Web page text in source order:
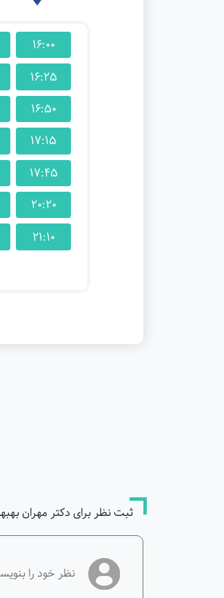
16:00
16:25
16:50
17:15
17:45
20:20
21:10
ثبت نظر برای دکتر مهران